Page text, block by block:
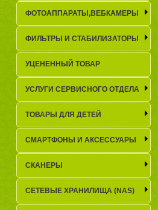
ФОТОАППАРАТЫ,ВЕБКАМЕРЫ
ФИЛЬТРЫ И СТАБИЛИЗАТОРЫ
УЦЕНЕННЫЙ ТОВАР
УСЛУГИ СЕРВИСНОГО ОТДЕЛА
ТОВАРЫ ДЛЯ ДЕТЕЙ
СМАРТФОНЫ И АКСЕССУАРЫ
СКАНЕРЫ
СЕТЕВЫЕ ХРАНИЛИЩА (NAS)